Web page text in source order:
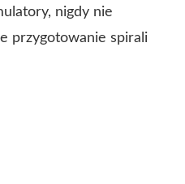
nigdy nie
przygotowanie spirali